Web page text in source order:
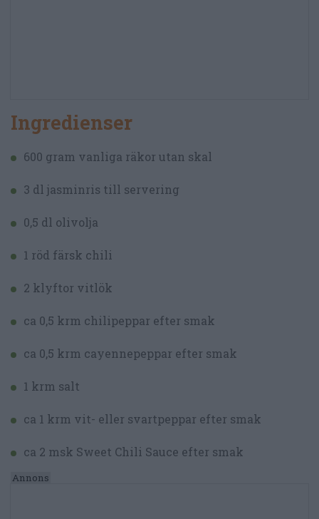
Ingredienser
600 gram vanliga räkor utan skal
3 dl jasminris till servering
0,5 dl olivolja
1 röd färsk chili
2 klyftor vitlök
ca 0,5 krm chilipeppar efter smak
ca 0,5 krm cayennepeppar efter smak
1 krm salt
ca 1 krm vit- eller svartpeppar efter smak
ca 2 msk Sweet Chili Sauce efter smak